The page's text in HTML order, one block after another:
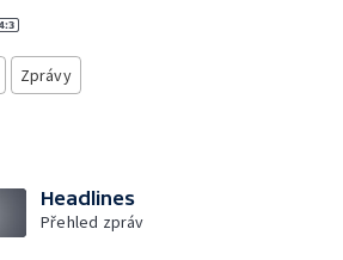
Zprávy
Headlines
Přehled zpráv